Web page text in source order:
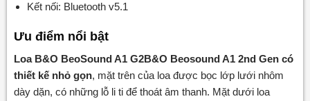
Kết nối: Bluetooth v5.1
Ưu điểm nổi bật
Loa B&O BeoSound A1 G2B&O Beosound A1 2nd Gen có
thiết kế nhỏ gọn, mặt trên của loa được bọc lớp lưới nhôm
dày dặn, có những lỗ li ti để thoát âm thanh. Mặt dưới loa